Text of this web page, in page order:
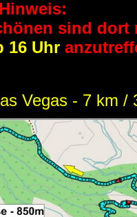
Hinweis:
sind dort
16 Uhr
Vegas - 7 km /